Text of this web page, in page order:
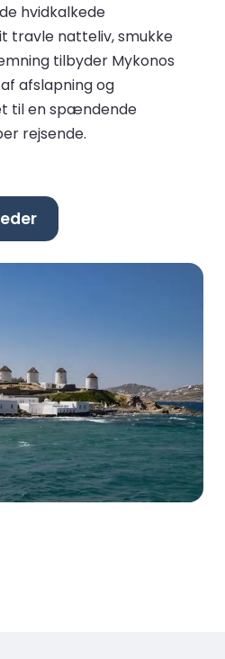
hvidkalkede
travle natteliv, smukke
tilbyder Mykonos
afslapning og
til en spændende
rejsende.